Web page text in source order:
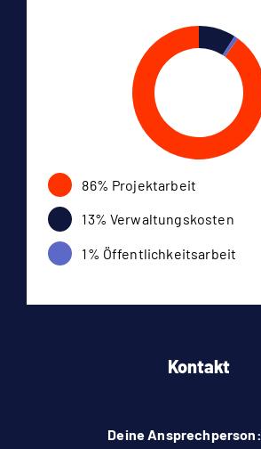
86% Projektarbeit
13% Verwaltungskosten
1% Öffentlichkeitsarbeit
Kontakt
Deine Ansprechperson: